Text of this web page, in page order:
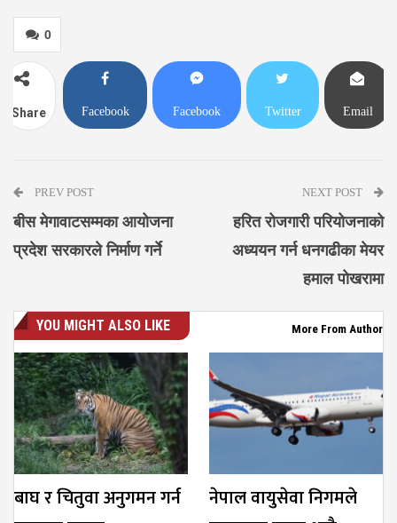
0
Share Facebook Facebook Twitter Email
PREV POST
बीस मेगावाटसम्मका आयोजना
प्रदेश सरकारले निर्माण गर्ने
NEXT POST
हरित रोजगारी परियोजनाको
अध्ययन गर्न धनगढीका मेयर
हमाल पोखरामा
YOU MIGHT ALSO LIKE More From Author
बाघ र चितुवा अनुगमन गर्न
नेपाल वायुसेवा निगमले